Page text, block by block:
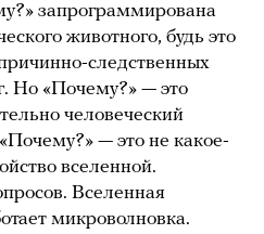
запрограммирована
животного, будь это
следственных
Но «Почему?» — это
человеческий
— это не какое-
вселенной.
Вселенная
микроволновка.